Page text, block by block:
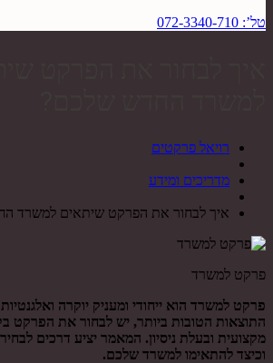
טל’: 072-3340-710
רויאל פרקטים
מדריכים ומידע
איך לבחור את הפרקט שיתאים למשרד
פרקט למשרד
פרקט למשרד הוא ייחודי ומעניק יוקרה
התוצאות הטובות ביותר, יש לבחור את הפרקט
מקצועית ובעלת ניסיון. המאמר יציע דרכים
וכיצד להתאימו למשרד שלכם.